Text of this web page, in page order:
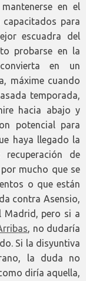
en el
para
escuadra del
probarse en la
en un
máxime cuando
temporada,
hacia abajo y
potencial para
haya llegado la
de
mucho que se
o que están
contra Asensio,
Madrid, pero si a
, no dudaría
Si la disyuntiva
la duda no
diría aquella,